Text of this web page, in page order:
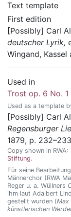
Text template
First edition
[Possibly] Carl
deutscher Lyrik,
Wingand, Kassel
Used in
Trost op. 6 No. 1
Used as a template
[Possibly] Carl
Regensburger
1879, p. 232–233
Copy shown in RWA:
Stiftung.
Für seine
Männerchor (RWA
Reger u. a. Wüllners
ihm laut Adalbert
gestellt wurden (Max
künstlerischen